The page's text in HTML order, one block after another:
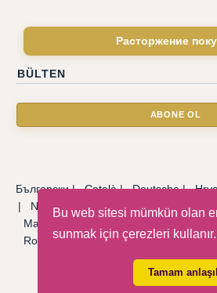
Bu web sitesi mümkün olan
sunmak için çerezleri kullanır.
Tamam
Расторжение
BÜLTEN
Български|Català|Deutsche|
| Nederlandse |English| Eesti keel
Magyar
Română|Русский |Српски|
Español|Svenska|